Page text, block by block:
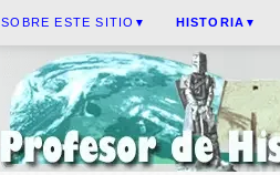
SOBRE ESTE SITIO ▼ HISTORIA ▼